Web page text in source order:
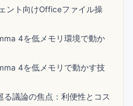
ント向けOfficeファイル操
4を低メモリ環境で動か
4を低メモリで動かす技
議論の焦点：利便性とコス